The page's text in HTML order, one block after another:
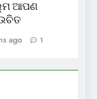
ଆପଣ
ago 1